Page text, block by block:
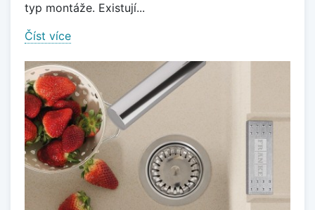
typ montáže. Existují...
Číst více